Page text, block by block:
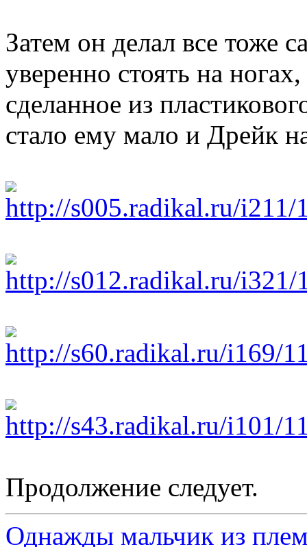
Затем он делал все тоже
уверенно стоять на ногах,
сделанное из
стало ему мало и Дрейк
Продолжение следует.
Однажды мальчик из